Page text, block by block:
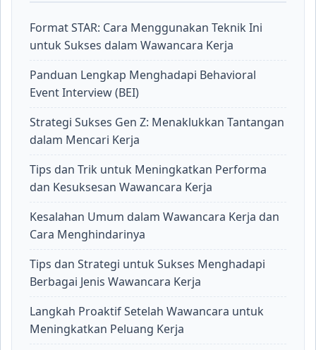
Format STAR: Cara Menggunakan Teknik Ini
untuk Sukses dalam Wawancara Kerja
Panduan Lengkap Menghadapi Behavioral
Event Interview (BEI)
Strategi Sukses Gen Z: Menaklukkan Tantangan
dalam Mencari Kerja
Tips dan Trik untuk Meningkatkan Performa
dan Kesuksesan Wawancara Kerja
Kesalahan Umum dalam Wawancara Kerja dan
Cara Menghindarinya
Tips dan Strategi untuk Sukses Menghadapi
Berbagai Jenis Wawancara Kerja
Langkah Proaktif Setelah Wawancara untuk
Meningkatkan Peluang Kerja